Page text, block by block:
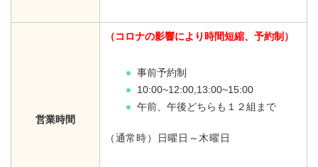
営業時間
（コロナの影響により時間短縮、予約制）
事前予約制
10:00~12:00,13:00~15:00
午前、午後どちらも１２組まで
（通常時）日曜日～木曜日